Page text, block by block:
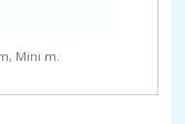
Mini m.